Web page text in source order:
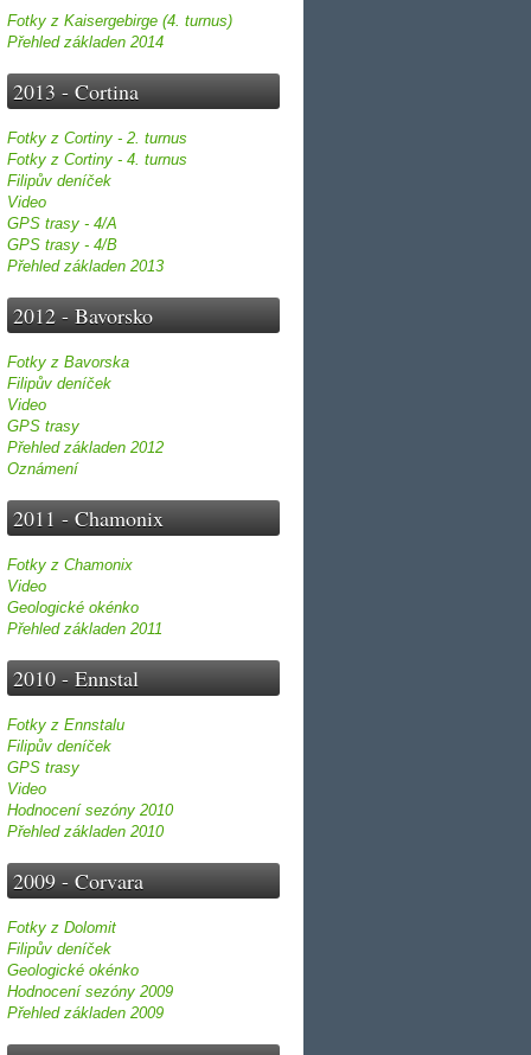
Fotky z Kaisergebirge (4. turnus)
Přehled základen 2014
2013 - Cortina
Fotky z Cortiny - 2. turnus
Fotky z Cortiny - 4. turnus
Filipův deníček
Video
GPS trasy - 4/A
GPS trasy - 4/B
Přehled základen 2013
2012 - Bavorsko
Fotky z Bavorska
Filipův deníček
Video
GPS trasy
Přehled základen 2012
Oznámení
2011 - Chamonix
Fotky z Chamonix
Video
Geologické okénko
Přehled základen 2011
2010 - Ennstal
Fotky z Ennstalu
Filipův deníček
GPS trasy
Video
Hodnocení sezóny 2010
Přehled základen 2010
2009 - Corvara
Fotky z Dolomit
Filipův deníček
Geologické okénko
Hodnocení sezóny 2009
Přehled základen 2009